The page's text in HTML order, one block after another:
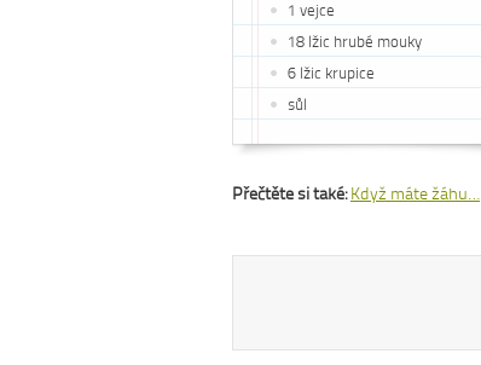
1 vejce
18 lžic hrubé mouky
6 lžic krupice
sůl
Přečtěte si také: Když máte žáhu…